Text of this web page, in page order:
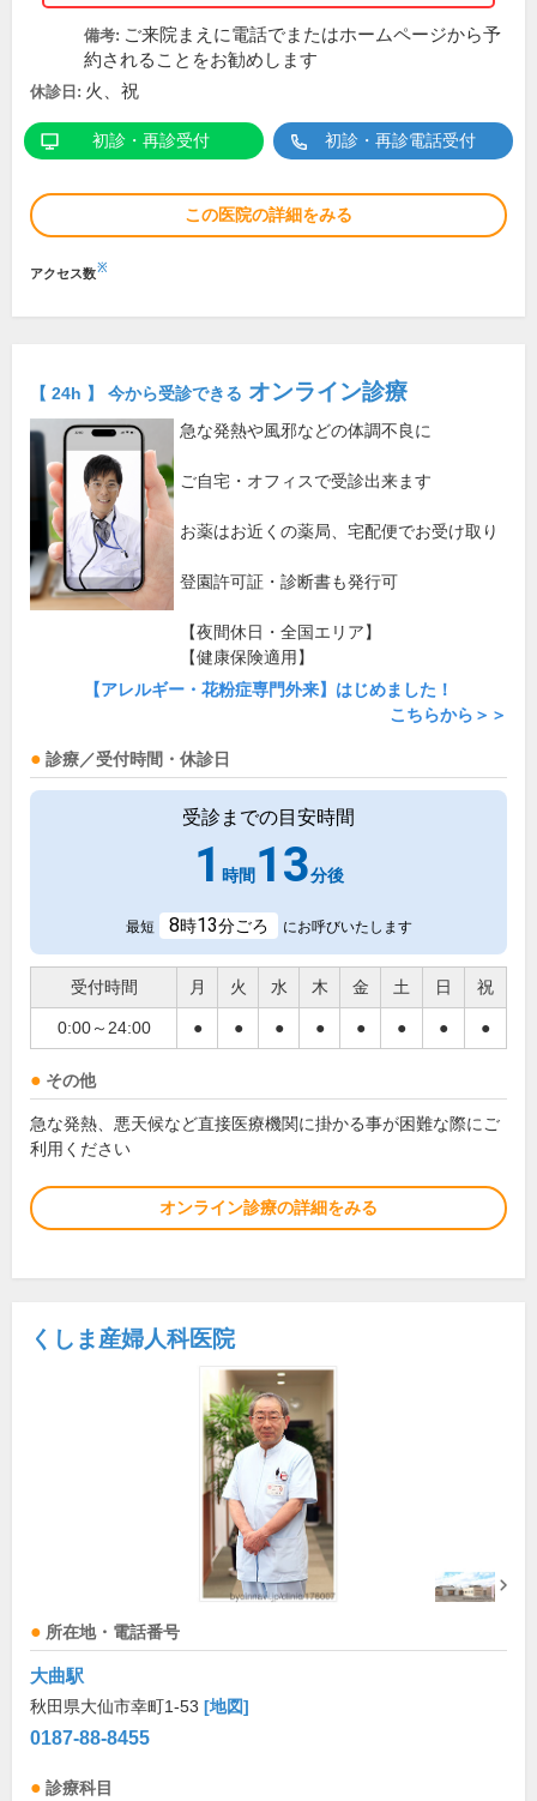
備考: ご来院まえに電話でまたはホームページから予
約されることをお勧めします
休診日: 火、祝
初診・再診受付 初診・再診電話受付
この医院の詳細をみる
アクセス数※
【 24h 】 今から受診できる オンライン診療
急な発熱や風邪などの体調不良に
ご自宅・オフィスで受診出来ます
お薬はお近くの薬局、宅配便でお受け取り
登園許可証・診断書も発行可
【夜間休日・全国エリア】
【健康保険適用】
【アレルギー・花粉症専門外来】はじめました！
こちらから＞＞
診療／受付時間・休診日
受診までの目安時間
1 時間13分後
最短 8時13分ごろ にお呼びいたします
受付時間 月 火 水 木 金 土 日 祝
0:00～24:00 ● ● ● ● ● ● ● ●
その他
急な発熱、悪天候など直接医療機関に掛かる事が困難な際にご
利用ください
オンライン診療の詳細をみる
くしま産婦人科医院
所在地・電話番号
大曲駅
秋田県大仙市幸町1-53 [地図]
0187-88-8455
診療科目